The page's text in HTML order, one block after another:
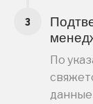
По
данные